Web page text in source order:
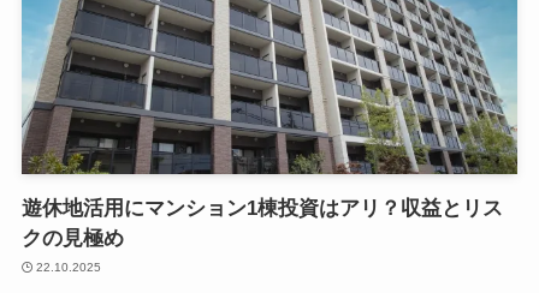
遊休地活用にマンション1棟投資はアリ？収益とリス
クの見極め
22.10.2025